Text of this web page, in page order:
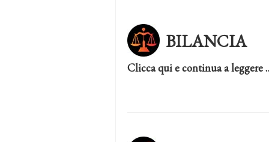
BILANCIA
Clicca qui e continua a leggere